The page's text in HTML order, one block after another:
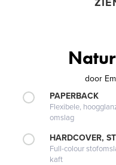
door
PAPERBACK
Flexibele,
omslag
HARDCOVER,
Full-colour
kaft